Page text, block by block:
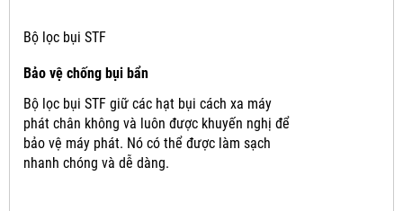
Bộ lọc bụi STF
Bảo vệ chống bụi bẩn
Bộ lọc bụi STF giữ các hạt bụi cách xa máy
phát chân không và luôn được khuyến nghị để
bảo vệ máy phát. Nó có thể được làm sạch
nhanh chóng và dễ dàng.